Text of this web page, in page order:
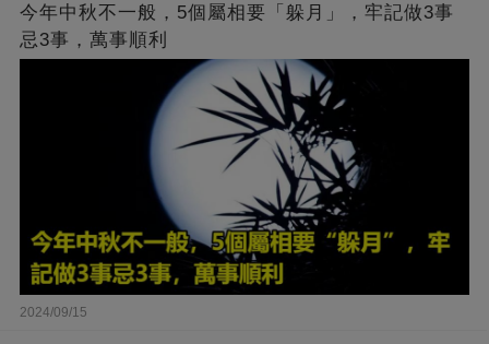
今年中秋不一般，5個屬相要「躲月」，牢記做3事
忌3事，萬事順利
2024/09/15